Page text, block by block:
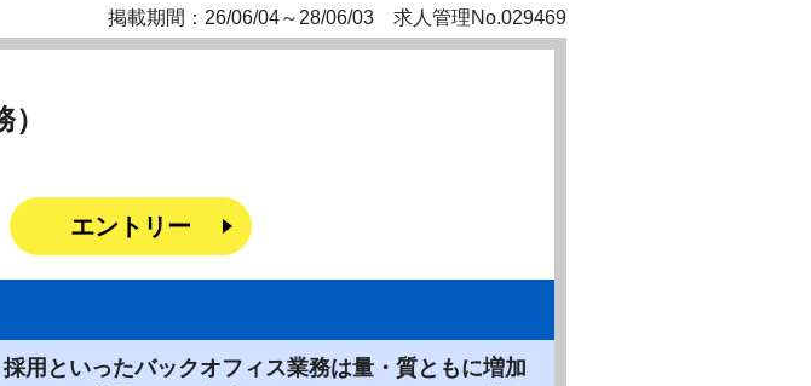
掲載期間：26/06/04～28/06/03 求人管理No.029469
エントリー
用といったバックオフィス業務は量・質ともに増加